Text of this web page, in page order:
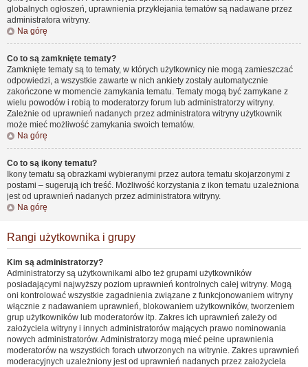
globalnych ogłoszeń, uprawnienia przyklejania tematów są nadawane przez
administratora witryny.
Na górę
Co to są zamknięte tematy?
Zamknięte tematy są to tematy, w których użytkownicy nie mogą zamieszczać
odpowiedzi, a wszystkie zawarte w nich ankiety zostały automatycznie
zakończone w momencie zamykania tematu. Tematy mogą być zamykane z
wielu powodów i robią to moderatorzy forum lub administratorzy witryny.
Zależnie od uprawnień nadanych przez administratora witryny użytkownik
może mieć możliwość zamykania swoich tematów.
Na górę
Co to są ikony tematu?
Ikony tematu są obrazkami wybieranymi przez autora tematu skojarzonymi z
postami – sugerują ich treść. Możliwość korzystania z ikon tematu uzależniona
jest od uprawnień nadanych przez administratora witryny.
Na górę
Rangi użytkownika i grupy
Kim są administratorzy?
Administratorzy są użytkownikami albo też grupami użytkowników
posiadającymi najwyższy poziom uprawnień kontrolnych całej witryny. Mogą
oni kontrolować wszystkie zagadnienia związane z funkcjonowaniem witryny
włącznie z nadawaniem uprawnień, blokowaniem użytkowników, tworzeniem
grup użytkowników lub moderatorów itp. Zakres ich uprawnień zależy od
założyciela witryny i innych administratorów mających prawo nominowania
nowych administratorów. Administratorzy mogą mieć pełne uprawnienia
moderatorów na wszystkich forach utworzonych na witrynie. Zakres uprawnień
moderacyjnych uzależniony jest od uprawnień nadanych przez założyciela